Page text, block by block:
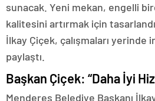
sunacak. Yeni mekan, engelli
kalitesini artırmak için
İlkay Çiçek, çalışmaları yerinde
paylaştı.
Başkan Çiçek: “Daha İyi
Menderes Belediye Başkanı